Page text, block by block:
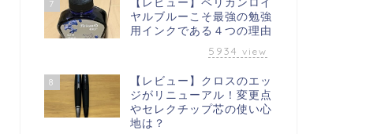
7
【レビュー】ペリカンロイ
ヤルブルーこそ最強の勉強
用インクである４つの理由
5934 view
8
【レビュー】クロスのエッ
ジがリニューアル！変更点
やセレクチップ芯の使い心
地は？